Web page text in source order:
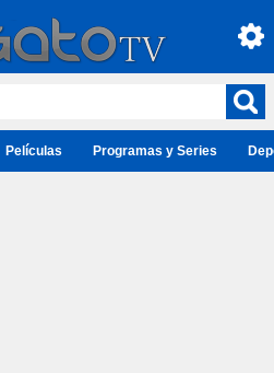
Películas Programas y Series